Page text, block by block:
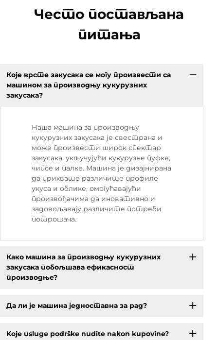
Често постављана
питања
Које врсте закусака се могу произвести са
машином за производњу кукурузних
закусака?
Наша машина за производњу
кукурузних закусака је свестрана и
може произвести широк спектар
закусака, укључујући кукурузне пуфке,
чипсе и палке. Машина је дизајнирана
да прихвате различите профиле
укуса и облике, омогућавајући
произвођачима да иновативно и
задовољавају различите потреби
потрошача.
Како машина за производњу кукурузних
закусака побољшава ефикасност
производње?
Да ли је машина једноставна за рад?
Koje usluge podrške nudite nakon kupovine?